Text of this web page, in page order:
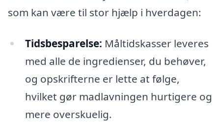
som kan være til stor hjælp i hverdagen:
Tidsbesparelse: Måltidskasser leveres
med alle de ingredienser, du behøver,
og opskrifterne er lette at følge,
hvilket gør madlavningen hurtigere og
mere overskuelig.